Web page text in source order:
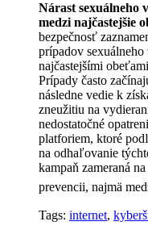
Nárast sexuálneho
medzi najčastejšie
bezpečnosť
prípadov
najčastejšími
Prípady často
následne vedie k
zneužitiu na
nedostatočné
platforiem, ktoré
na odhaľovanie
kampaň zameraná
prevencii, najmä
Tags: internet,